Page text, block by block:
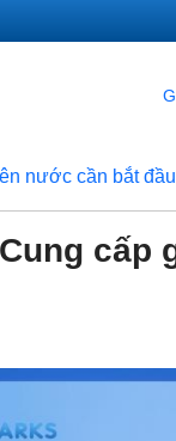
nước cần bắt